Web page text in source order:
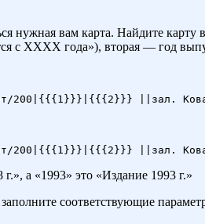
нужная вам карта. Найдите
с ХХХХ года»), вторая — год
а «1993» это «Издание 1993 г.»
соответствующие